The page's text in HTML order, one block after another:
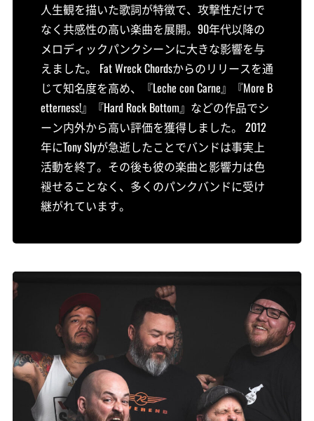
人生観を描いた歌詞が特徴で、攻撃性だけで
なく共感性の高い楽曲を展開。90年代以降の
メロディックパンクシーンに大きな影響を与
えました。 Fat Wreck Chordsからのリリースを通
じて知名度を高め、『Leche con Carne』『More B
etterness!』『Hard Rock Bottom』などの作品でシ
ーン内外から高い評価を獲得しました。 2012
年にTony Slyが急逝したことでバンドは事実上
活動を終了。その後も彼の楽曲と影響力は色
褪せることなく、多くのパンクバンドに受け
継がれています。